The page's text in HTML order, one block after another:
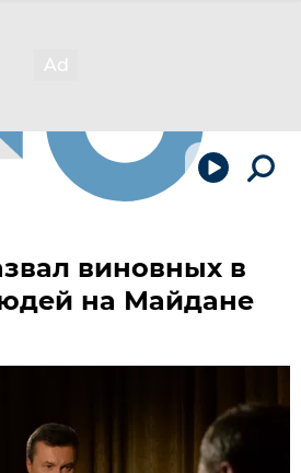
виновных в
на Майдане